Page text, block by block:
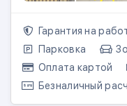
Гарантия на
Парковка
Оплата картой
Безналичный